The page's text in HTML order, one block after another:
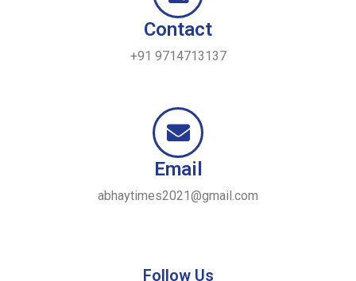
Contact
+91 9714713137
Email
abhaytimes2021@gmail.com
Follow Us